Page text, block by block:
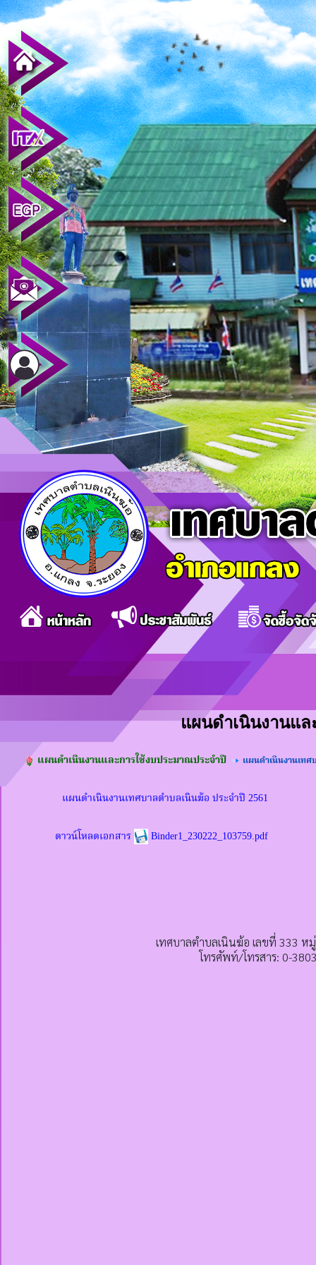
แผนดำเนินงานแ
แผนดำเนินงานและการใช้งบประมาณประจำปี แผนดำเนินงานเทศ
แผนดำเนินงานเทศบาลตำบลเนินฆ้อ ประจำปี 2561
ดาวน์โหลดเอกสาร Binder1_230222_103759.pdf
เทศบาลตำบลเนินฆ้อ เลขที่ 333 ห
โทรศัพท์/โทรสาร: 0-